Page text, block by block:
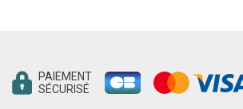
PAIEMENT
SÉCURISÉ